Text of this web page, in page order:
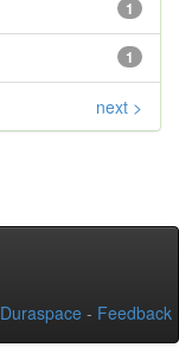
1
1
next >
Duraspace - Feedback